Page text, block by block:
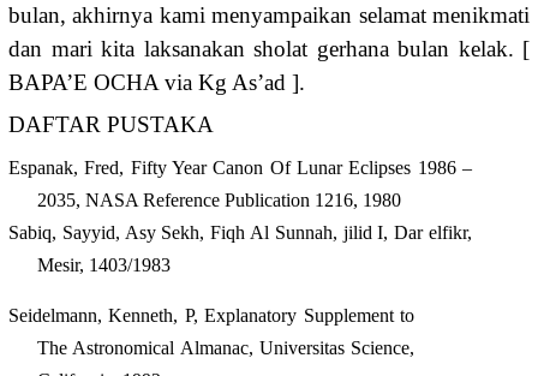
bulan, akhirnya kami menyampaikan selamat menikmati
dan mari kita laksanakan sholat gerhana bulan kelak. [
BAPA’E OCHA via Kg As’ad ].
DAFTAR PUSTAKA
Espanak, Fred, Fifty Year Canon Of Lunar Eclipses 1986 –
2035, NASA Reference Publication 1216, 1980
Sabiq, Sayyid, Asy Sekh, Fiqh Al Sunnah, jilid I, Dar elfikr,
Mesir, 1403/1983
Seidelmann, Kenneth, P, Explanatory Supplement to
The Astronomical Almanac, Universitas Science,